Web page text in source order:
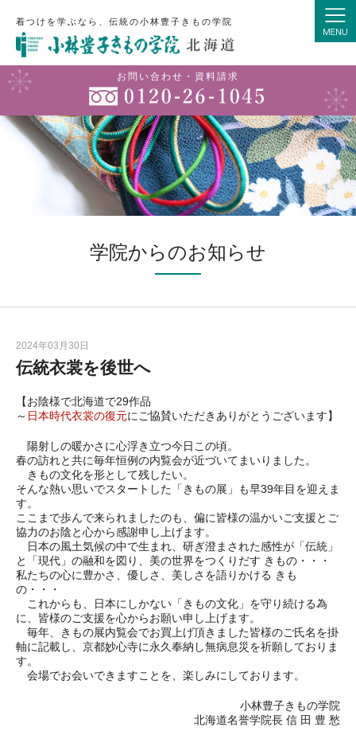
着つけを学ぶなら、伝統の小林豊子きもの学院
お問い合わせ・資料請求
学院からのお知らせ
2024年03月30日
伝統衣裳を後世へ
【お陰様で北海道で29作品
～ 日本時代衣裳の復元にご協賛いただきありがとうございます】
陽射しの暖かさに心浮き立つ今日この頃。
春の訪れと共に毎年恒例の内覧会が近づいてまいりました。
きもの文化を形として残したい。
そんな熱い思いでスタートした「きもの展」も早39年目を迎えま
す。
ここまで歩んで来られましたのも、偏に皆様の温かいご支援とご
協力のお陰と心から感謝申し上げます。
日本の風土気候の中で生まれ、研ぎ澄まされた感性が「伝統」
と「現代」の融和を図り、美の世界をつくりだす きもの・・・
私たちの心に豊かさ、優しさ、美しさを語りかける きも
の・・・
これからも、日本にしかない「きもの文化」を守り続ける為
に、皆様のご支援を心からお願い申し上げます。
毎年、きもの展内覧会でお買上げ頂きました皆様のご氏名を掛
軸に記載し、京都妙心寺に永久奉納し無病息災を祈願しておりま
す。
会場でお会いできますことを、楽しみにしております。
小林豊子きもの学院
北海道名誉学院長 信 田 豊 愁